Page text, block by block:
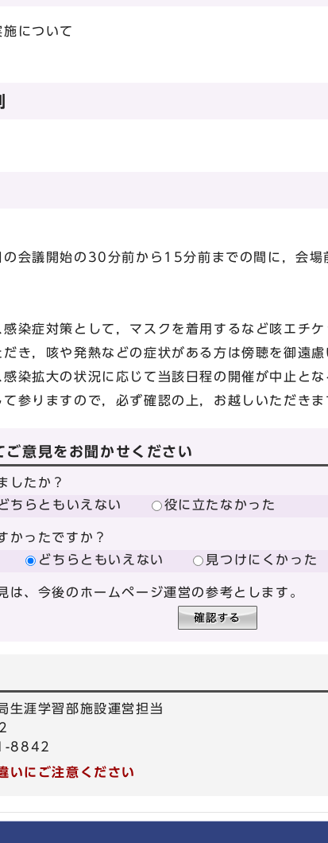
について
の会議開始の30分前から15分前までの間に，会場
感染症対策として，マスクを着用するなど咳エチ
き，咳や発熱などの症状がある方は傍聴を御遠
感染拡大の状況に応じて当該日程の開催が中止と
参りますので，必ず確認の上，お越しいただきま
ご意見をお聞かせください
したか？
ちらともいえない 役に立たなかった
かったですか？
どちらともいえない 見つけにくかった
は、今後のホームページ運営の参考とします。
生涯学習部施設運営担当
8842
いにご注意ください